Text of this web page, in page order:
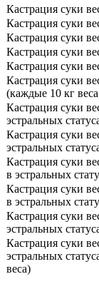
Кастрация суки
Кастрация суки
Кастрация суки
Кастрация суки
Кастрация суки
Кастрация суки
(каждые 10 кг
Кастрация суки
эстральных
Кастрация суки
эстральных
Кастрация суки
в эстральных
Кастрация суки
в эстральных
Кастрация суки
эстральных
Кастрация суки
эстральных
веса)